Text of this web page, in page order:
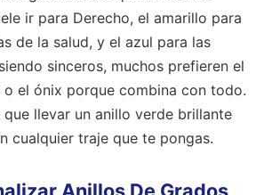
ir para Derecho, el amarillo para
de la salud, y el azul para las
sinceros, muchos prefieren el
el ónix porque combina con todo.
llevar un anillo verde brillante
cualquier traje que te pongas.